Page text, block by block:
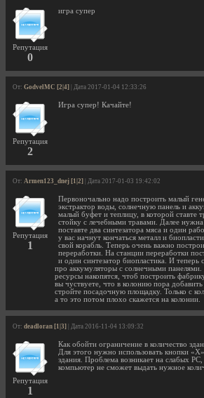
Репутация
0
игра супер
От: GodvelMC [2|4] | Дата 2017-01-04 12:33:26
Репутация
2
Игра супер! Качайте!
От: Armen123_dnej [1|2] | Дата 2017-01-03 19:42:02
Репутация
1
Первоночально надо построить малый
экстрактор воды, солнечную панель и
малый буфет и теплицу, в которой ставте
стойку с лечебными травами. Далее
поставте два синтезатора мяса и один
у вас начнут кончаться металл и
свой корабль. Теперь очень важно
переработки. На станции переработки
и один синтезатор биопластика. И теперь
про аккумуляторы с солнечными
ресурсы накопятся, чтоб построить
вы чуствуете, что в колонию пора
стройте посадочную площадку. Только с
а то это потом плохо скажется на колонии.
От: deadloran [1|3] | Дата 2016-11-04 13:09:32
Репутация
1
Как обойти ограничение в количество
Для этого нужно использовать кнопки
здания. Проблема возникает на слабых РС,
компьютер не сможет выдать нужное